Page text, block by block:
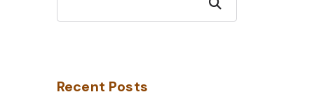
Search
Recent Posts